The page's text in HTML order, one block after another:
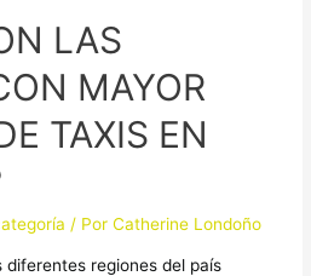
LAS
MAYOR
TAXIS EN
/ PorCatherine Londoño
regiones del país